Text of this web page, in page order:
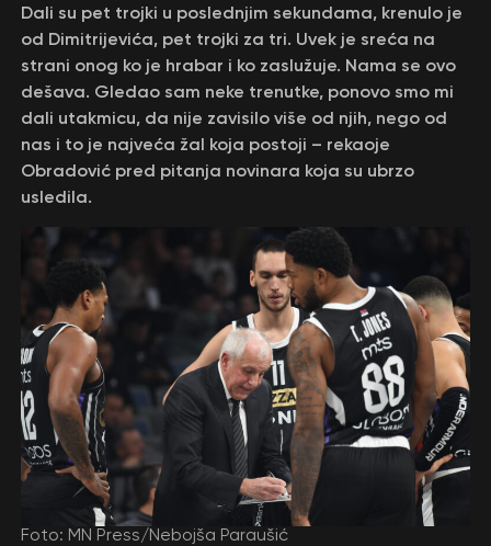
Dali su pet trojki u poslednjim sekundama, krenulo je
od Dimitrijevića, pet trojki za tri. Uvek je sreća na
strani onog ko je hrabar i ko zaslužuje. Nama se ovo
dešava. Gledao sam neke trenutke, ponovo smo mi
dali utakmicu, da nije zavisilo više od njih, nego od
nas i to je najveća žal koja postoji – rekaoje
Obradović pred pitanja novinara koja su ubrzo
usledila.
Foto: MN Press/Nebojša Paraušić